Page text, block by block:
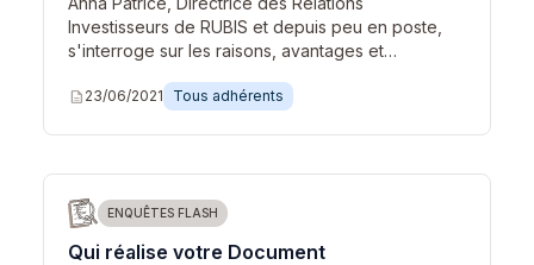
Investisseurs de RUBIS et depuis peu en poste,
s'interroge sur les raisons, avantages et…
description 23/06/2021 Tous adhérents
ENQUÊTES FLASH
Qui réalise votre Document